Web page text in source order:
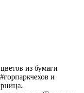
из бумаги
и